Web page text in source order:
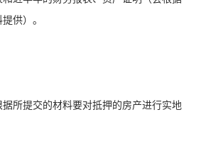
供）。
所提交的材料要对抵押的房产进行实地